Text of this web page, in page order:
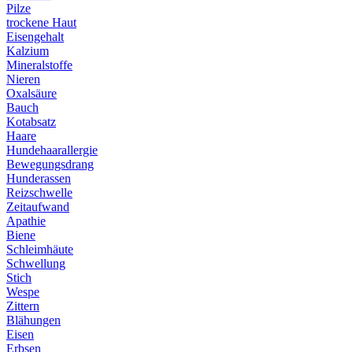
Pilze
trockene Haut
Eisengehalt
Kalzium
Mineralstoffe
Nieren
Oxalsäure
Bauch
Kotabsatz
Haare
Hundehaarallergie
Bewegungsdrang
Hunderassen
Reizschwelle
Zeitaufwand
Apathie
Biene
Schleimhäute
Schwellung
Stich
Wespe
Zittern
Blähungen
Eisen
Erbsen